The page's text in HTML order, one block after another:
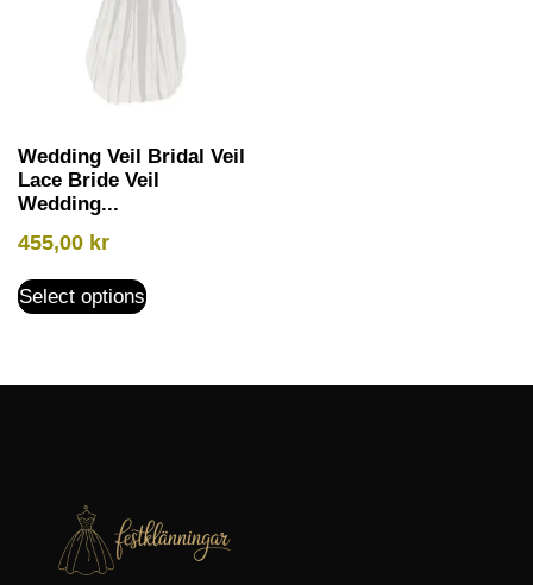
Wedding Veil Bridal Veil
Lace Bride Veil
Wedding...
455,00 kr
Select options